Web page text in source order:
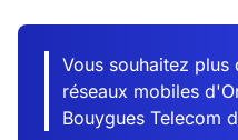
Vous souhaitez
réseaux mobiles
Bouygues Telecom